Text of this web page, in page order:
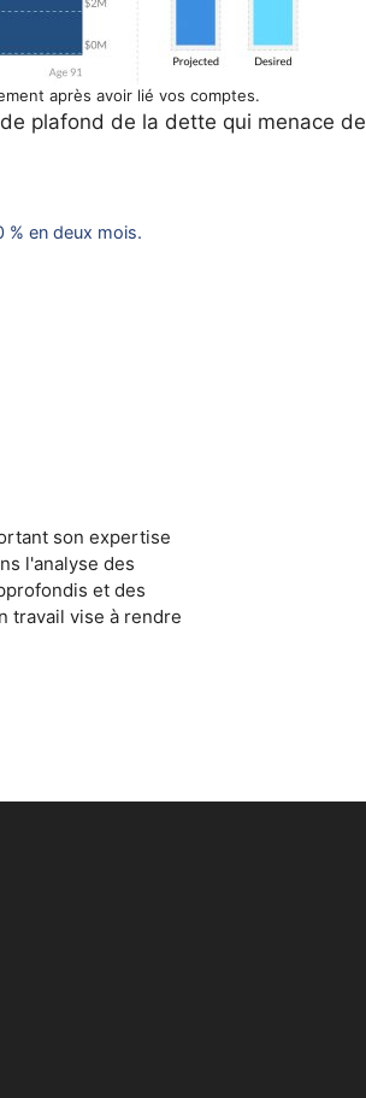
après avoir lié vos comptes.
plafond de la dette qui menace de
% en deux mois.
son expertise
l'analyse des
et des
travail vise à rendre